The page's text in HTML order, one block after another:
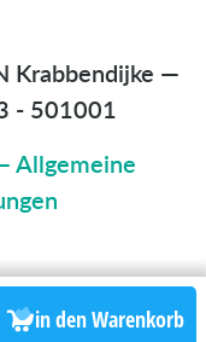
in den Warenkorb
Krabbendijke —
- 501001
Allgemeine